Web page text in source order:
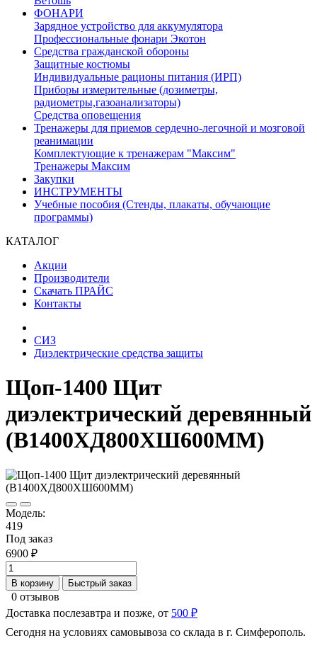
ФОНАРИ
Зарядное устройство для аккумулятора
Профессиональные фонари Экотон
Средства гражданской обороны
Защитные костюмы
Индивидуальные рационы питания (ИРП)
Приборы измерительные (дозиметры,
радиометры,газоанализаторы)
Средства оповещения
Тренажеры для приемов сердечно-легочной и мозговой
реанимации
Комплектующие к тренажерам "Максим"
Тренажеры Максим
Закупки
ИНСТРУМЕНТЫ
Учебные пособия (Стенды, плакаты, обучающие
программы)
КАТАЛОГ
Акции
Производители
Скачать ПРАЙС
Контакты
СИЗ
Диэлектрические средства защиты
Щоп-1400 Щит
диэлектрический деревянный
(В1400ХД800ХШ600ММ)
Модель:
419
Под заказ
6900 ₽
В корзину Быстрый заказ
0 отзывов
Доставка послезавтра и позже, от 500 ₽
Сегодня на условиях самовывоза со склада в г. Симферополь.